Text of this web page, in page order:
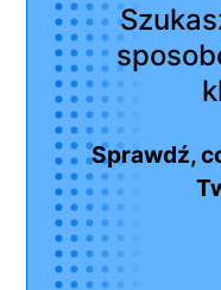
Sprawdź,